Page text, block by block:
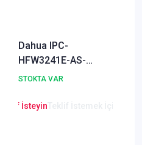
Dahua IPC-
HFW3241E-AS-
0360B 2 MP WDR
IP Kamera
STOKTA VAR
İsteyin